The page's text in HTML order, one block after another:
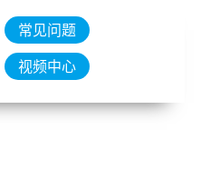
常见问题
视频中心